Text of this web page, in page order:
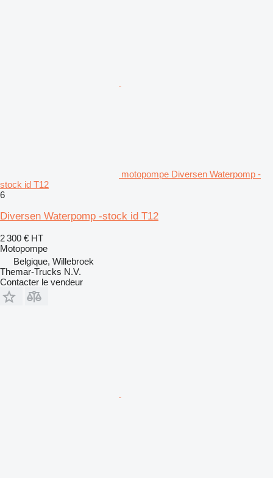
motopompe Diversen Waterpomp -
stock id T12
6
Diversen Waterpomp -stock id T12
2 300 € HT
Motopompe
Belgique, Willebroek
Themar-Trucks N.V.
Contacter le vendeur